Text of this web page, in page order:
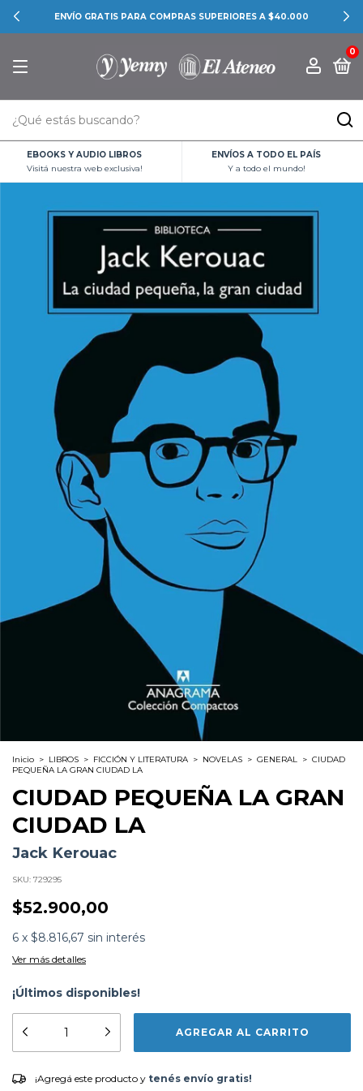
ENVÍO GRATIS PARA COMPRAS SUPERIORES A $40.000
0
EBOOKS Y AUDIO LIBROS
Visitá nuestra web exclusiva!
ENVÍOS A TODO EL PAÍS
Y a todo el mundo!
Inicio > LIBROS > FICCIÓN Y LITERATURA > NOVELAS > GENERAL > CIUDAD
PEQUEÑA LA GRAN CIUDAD LA
CIUDAD PEQUEÑA LA GRAN
CIUDAD LA
Jack Kerouac
SKU: 729295
$52.900,00
6 x $8.816,67 sin interés
Ver más detalles
¡Últimos disponibles!
¡Agregá este producto ytenés envío gratis!
¡Agregá este producto y tenés envío gratis!
Editorial:
Anagrama
N°Páginas: 624